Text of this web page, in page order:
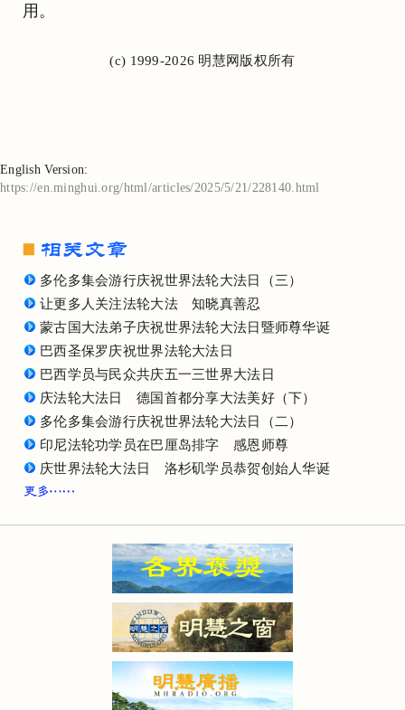
用。
(c) 1999-2026 明慧网版权所有
English Version:
https://en.minghui.org/html/articles/2025/5/21/228140.html
多伦多集会游行庆祝世界法轮大法日（三）
让更多人关注法轮大法 知晓真善忍
蒙古国大法弟子庆祝世界法轮大法日暨师尊华诞
巴西圣保罗庆祝世界法轮大法日
巴西学员与民众共庆五一三世界大法日
庆法轮大法日 德国首都分享大法美好（下）
多伦多集会游行庆祝世界法轮大法日（二）
印尼法轮功学员在巴厘岛排字 感恩师尊
庆世界法轮大法日 洛杉矶学员恭贺创始人华诞